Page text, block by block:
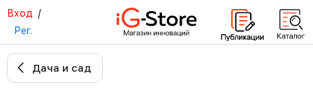
Вход /
Рег.
Дача и сад